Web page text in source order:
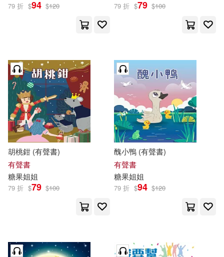
79 折 $94 $120 79 折 $79 $100
胡桃鉗 (有聲書)
有聲書
糖果姐姐
79 折 $79 $100
醜小鴨 (有聲書)
有聲書
糖果姐姐
79 折 $94 $120